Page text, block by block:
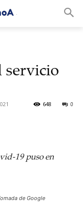
servicio
0
648
19 puso en
de Google